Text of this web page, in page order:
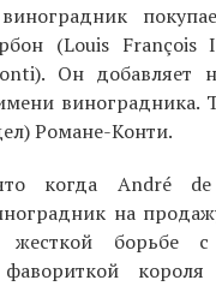
(Louis François
Он добавляет
виноградника.
Романе-Конти.
когда André de
на
жесткой борьбе